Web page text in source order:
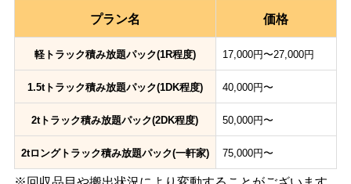
プラン名 価格
軽トラック積み放題パック(1R程度) 17,000円〜27,000円
1.5tトラック積み放題パック(1DK程度) 40,000円〜
2tトラック積み放題パック(2DK程度) 50,000円〜
2tロングトラック積み放題パック(一軒家) 75,000円〜